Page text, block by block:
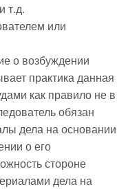
т.д.
или
о возбуждении
практика данная
как правило не в
обязан
дела на основании
о его
стороне
дела на